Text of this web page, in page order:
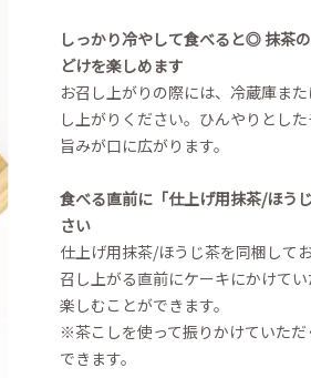
しっかり冷やして食べると◎ 抹茶
どけを楽しめます
お召し上がりの際には、冷蔵庫ま
し上がりください。ひんやりとし
旨みが口に広がります。
食べる直前に「仕上げ用抹茶/ほう
さい
仕上げ用抹茶/ほうじ茶を同梱してお
召し上がる直前にケーキにかけて
楽しむことができます。
※茶こしを使って振りかけていた
できます。